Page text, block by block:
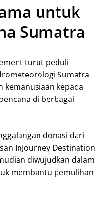
untuk
Sumatra
turut peduli
Sumatra
kemanusiaan kepada
di berbagai
donasi dari
InJourney Destination
diwujudkan dalam
membantu pemulihan